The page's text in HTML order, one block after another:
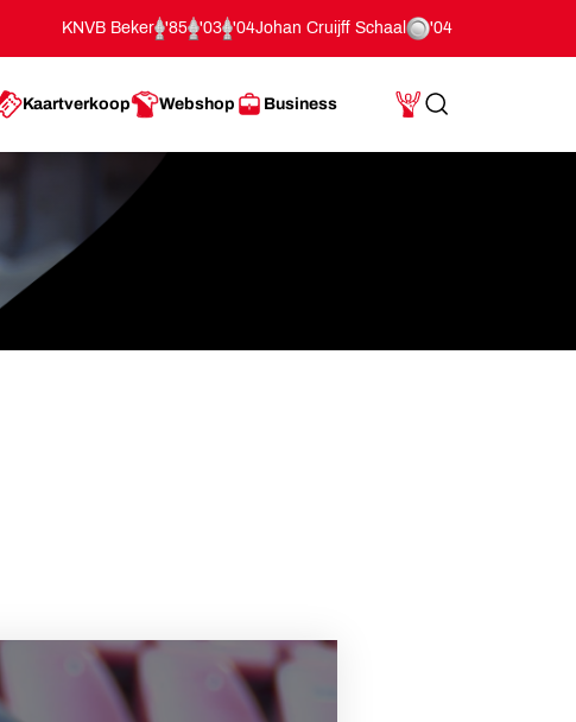
KNVB Beker '85 '03 '04Johan Cruijff Schaal '04
Kaartverkoop Webshop Business
Mijn Account
Search